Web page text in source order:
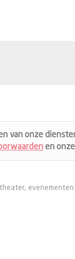
van onze
en onze
evenementen